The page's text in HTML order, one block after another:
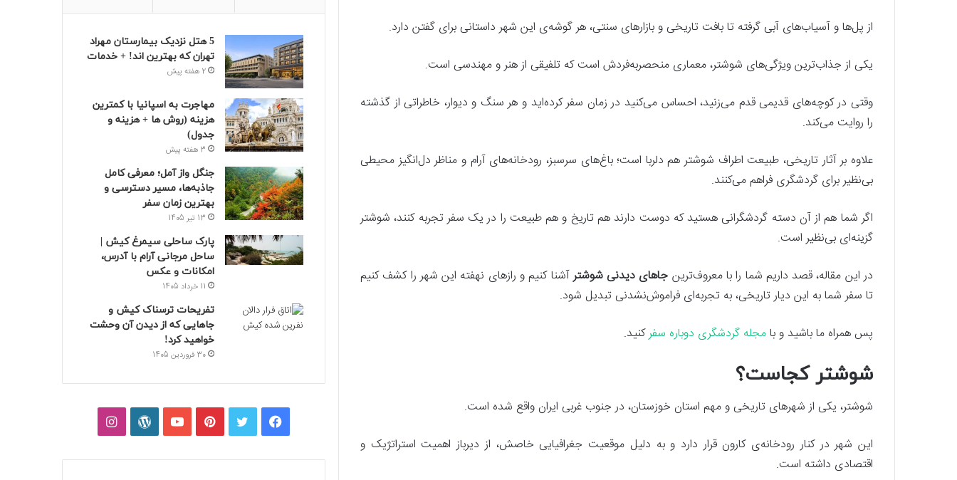
از پل‌ها و آسیاب‌های آبی گرفته تا بافت تاریخی و بازارهای سنتی، هر گوشه‌ی این شهر داستانی برای گفتن دارد.
یکی از جذاب‌ترین ویژگی‌های شوشتر، معماری منحصربه‌فردش است که تلفیقی از هنر و مهندسی است.
وقتی در کوچه‌های قدیمی قدم می‌زنید، احساس می‌کنید در زمان سفر کرده‌اید و هر سنگ و دیوار، خاطراتی از گذشته
را روایت می‌کند.
علاوه بر آثار تاریخی، طبیعت اطراف شوشتر هم دلربا است؛ باغ‌های سرسبز، رودخانه‌های آرام و مناظر دل‌انگیز محیطی
بی‌نظیر برای گردشگری فراهم می‌کنند.
اگر شما هم از آن دسته گردشگرانی هستید که دوست دارند هم تاریخ و هم طبیعت را در یک سفر تجربه کنند، شوشتر
گزینه‌ای بی‌نظیر است.
در این مقاله، قصد داریم شما را با معروف‌ترین جاهای دیدنی شوشترآشنا کنیم و رازهای نهفته این شهر را کشف کنیم
تا سفر شما به این دیار تاریخی، به تجربه‌ای فراموش‌نشدنی تبدیل شود.
پس همراه ما باشید و بامجله گردشگری دوباره سفرکنید.
شوشتر کجاست؟
شوشتر، یکی از شهرهای تاریخی و مهم استان خوزستان، در جنوب غربی ایران واقع شده است.
این شهر در کنار رودخانه‌ی کارون قرار دارد و به دلیل موقعیت جغرافیایی خاصش، از دیرباز اهمیت استراتژیک و
اقتصادی داشته است.
5 هتل نزدیک بیمارستان مهراد
تهران که بهترین‌ اند! + خدمات
2 هفته پیش
مهاجرت به اسپانیا با کمترین
هزینه (روش ها + هزینه و
جدول)
3 هفته پیش
جنگل واز آمل؛ معرفی کامل
جاذبه‌ها، مسیر دسترسی و
بهترین زمان سفر
13 تیر 1405
پارک ساحلی سیمرغ کیش |
ساحل مرجانی آرام با آدرس،
امکانات و عکس
11 خرداد 1405
تفریحات ترسناک کیش و
جاهایی که از دیدن آن وحشت
خواهید کرد!
30 فروردین 1405
فیسبوکتوییترپینتریستیوتیوبوردپرساینستاگرام